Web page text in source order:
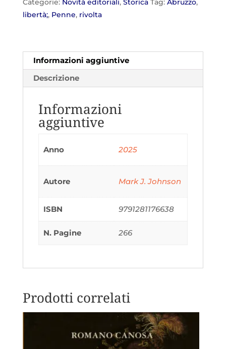
passo
la
libertà
nella
rivolta
Penne
quantità
Categorie: Novità editoriali, Storica Tag: Abruzzo,
libertà;, Penne, rivolta
Informazioni aggiuntive
Descrizione
Informazioni
aggiuntive
Anno 2025
Autore Mark J. Johnson
ISBN 9791281176638
N. Pagine 266
Prodotti correlati